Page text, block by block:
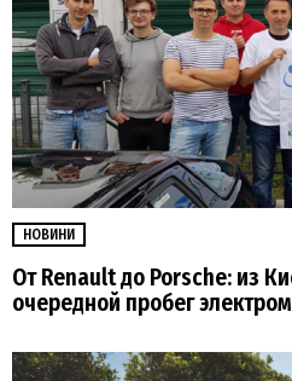
НОВИНИ
От Renault до Porsche: из
очередной пробег